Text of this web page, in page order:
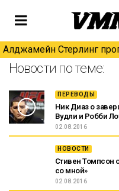
Алджамейн Стерлинг
Новости по теме:
ПЕРЕВОДЫ
Ник Диаз о
Вудли и Робби
02.08.2016
НОВОСТИ
Стивен Томпсон
со мной»
02.08.2016